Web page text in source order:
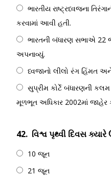
ભારતીય રાષ્ટ્રધ્વજના
કરવામાં આવી હતી.
ભારતની બંધારણ સભાએ 22
અપનાવ્યું.
ધ્વજાનો લીલો રંગ હિંમત
સુપ્રીમ કોર્ટે બંધારણની
મૂળભૂત અધિકાર 2002માં જાહેર
42. વિશ્વ પૃથ્વી દિવસ
10 જૂન
21 જૂન